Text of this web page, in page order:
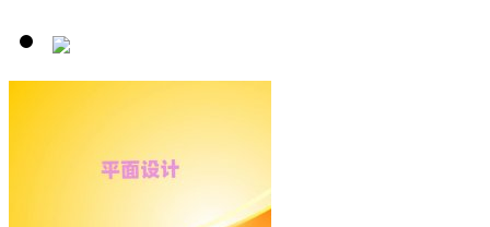
5
6 武汉中山公园学网页
广州白云区天琥学
2026年北京丰台区